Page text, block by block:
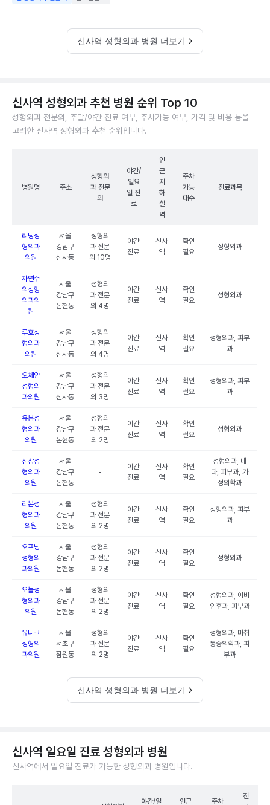
신사역 성형외과 병원 더보기
신사역 성형외과 추천 병원 순위 Top 10
성형외과 전문의, 주말/야간 진료 여부, 주차가능 여부, 가격 및 비용 등을
고려한 신사역 성형외과 추천 순위입니다.
병원명 주소
성형외
과 전문
의
야간/
일요
일 진
료
인
근
지
하
철
역
주차
가능
대수
진료과목
리팅성
형외과
의원
서울
강남구
신사동
성형외
과 전문
의 10명
야간
진료
신사
역
확인
필요
성형외과
자연주
의성형
외과의
원
서울
강남구
논현동
성형외
과 전문
의 4명
야간
진료
신사
역
확인
필요
성형외과
루호성
형외과
의원
서울
강남구
신사동
성형외
과 전문
의 4명
야간
진료
신사
역
확인
필요
성형외과, 피부
과
오체안
성형외
과의원
서울
강남구
신사동
성형외
과 전문
의 3명
야간
진료
신사
역
확인
필요
성형외과, 피부
과
유봄성
형외과
의원
서울
강남구
논현동
성형외
과 전문
의 2명
야간
진료
신사
역
확인
필요
성형외과
신상성
형외과
의원
서울
강남구
논현동
-
야간
진료
신사
역
확인
필요
성형외과, 내
과, 피부과, 가
정의학과
리본성
형외과
의원
서울
강남구
논현동
성형외
과 전문
의 2명
야간
진료
신사
역
확인
필요
성형외과, 피부
과
오프닝
성형외
과의원
서울
강남구
논현동
성형외
과 전문
의 2명
야간
진료
신사
역
확인
필요
성형외과
오늘성
형외과
의원
서울
강남구
논현동
성형외
과 전문
의 2명
야간
진료
신사
역
확인
필요
성형외과, 이비
인후과, 피부과
유니크
성형외
과의원
서울
서초구
잠원동
성형외
과 전문
의 2명
야간
진료
신사
역
확인
필요
성형외과, 마취
통증의학과, 피
부과
신사역 성형외과 병원 더보기
신사역 일요일 진료 성형외과 병원
신사역에서 일요일 진료가 가능한 성형외과 병원입니다.
야간/일 인근 주차
진